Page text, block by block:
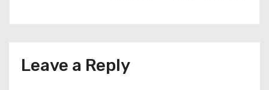
Leave a Reply